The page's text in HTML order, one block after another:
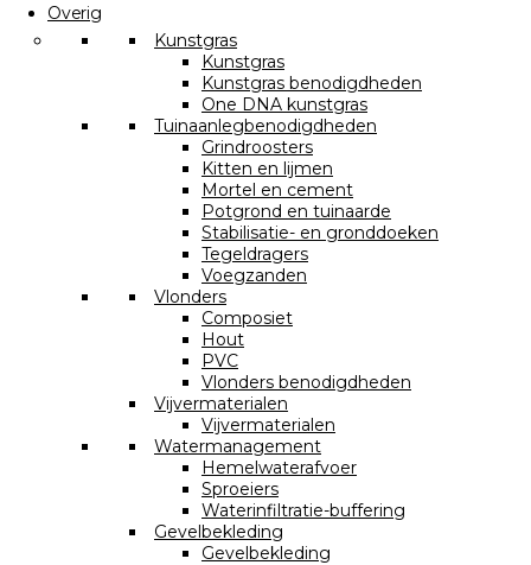
Overig
Kunstgras
Kunstgras
Kunstgras benodigdheden
One DNA kunstgras
Tuinaanlegbenodigdheden
Grindroosters
Kitten en lijmen
Mortel en cement
Potgrond en tuinaarde
Stabilisatie- en gronddoeken
Tegeldragers
Voegzanden
Vlonders
Composiet
Hout
PVC
Vlonders benodigdheden
Vijvermaterialen
Vijvermaterialen
Watermanagement
Hemelwaterafvoer
Sproeiers
Waterinfiltratie-buffering
Gevelbekleding
Gevelbekleding